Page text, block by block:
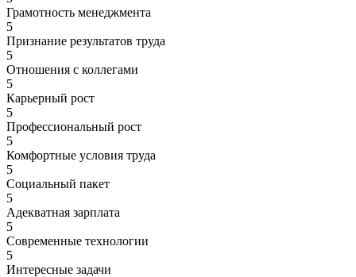
Грамотность менеджмента
5
Признание результатов труда
5
Отношения с коллегами
5
Карьерный рост
5
Профессиональный рост
5
Комфортные условия труда
5
Социальный пакет
5
Адекватная зарплата
5
Современные технологии
5
Интересные задачи